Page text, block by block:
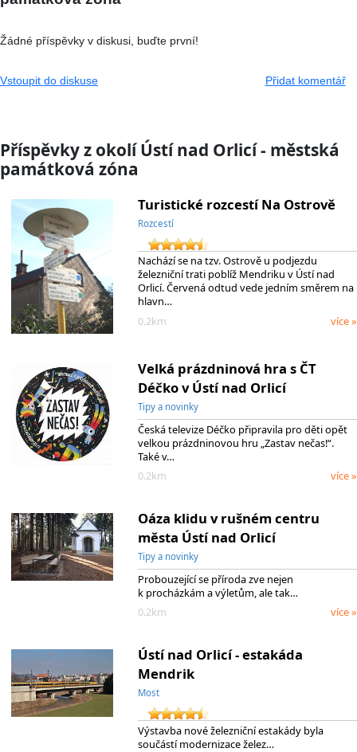
Žádné příspěvky v diskusi, buďte první!
Vstoupit do diskuse Přidat komentář
Příspěvky z okolí Ústí nad Orlicí - městská
památková zóna
Turistické rozcestí Na Ostrově
Rozcestí
Nachází se na tzv. Ostrově u podjezdu
železniční trati poblíž Mendriku v Ústí nad
Orlicí. Červená odtud vede jedním směrem na
hlavn…
0.2km
více »
Velká prázdninová hra s ČT
Déčko v Ústí nad Orlicí
Tipy a novinky
Česká televize Déčko připravila pro děti opět
velkou prázdninovou hru „Zastav nečas!“.
Také v…
0.2km
více »
Oáza klidu v rušném centru
města Ústí nad Orlicí
Tipy a novinky
Probouzející se příroda zve nejen
k procházkám a výletům, ale tak…
0.2km
více »
Ústí nad Orlicí - estakáda
Mendrik
Most
Výstavba nové železniční estakády byla
součástí modernizace želez…